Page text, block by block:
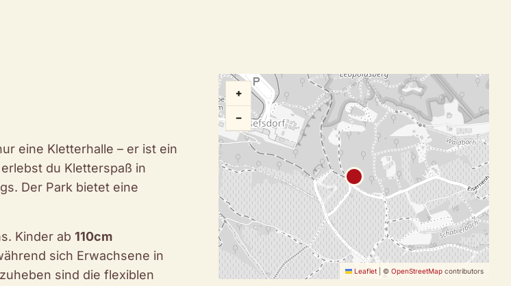
eine Kletterhalle – er ist ein
du Kletterspaß in
Der Park bietet eine
Kinder ab 110cm
sich Erwachsene in
sind die flexiblen
+
−
Leaflet © OpenStreetMapcontributors